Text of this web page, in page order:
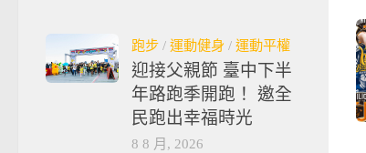
跑步 / 運動健身 / 運動平權
迎接父親節 臺中下半
年路跑季開跑！ 邀全
民跑出幸福時光
8 8 月, 2026